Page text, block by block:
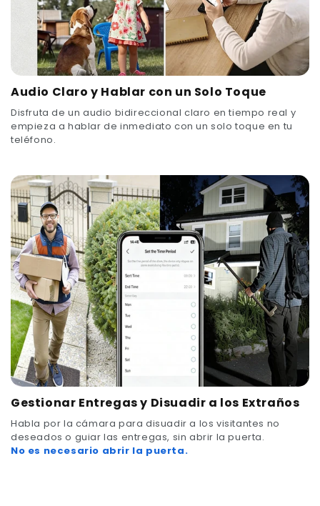
Audio Claro y Hablar con un Solo Toque
Disfruta de un audio bidireccional claro en tiempo real y
empieza a hablar de inmediato con un solo toque en tu
teléfono.
Gestionar Entregas y Disuadir a los Extraños
Habla por la cámara para disuadir a los visitantes no
deseados o guiar las entregas, sin abrir la puerta.
No es necesario abrir la puerta.